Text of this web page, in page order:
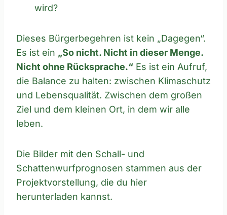
wird?
Dieses Bürgerbegehren ist kein „Dagegen“.
Es ist ein „So nicht. Nicht in dieser Menge.
Nicht ohne Rücksprache.“ Es ist ein Aufruf,
die Balance zu halten: zwischen Klimaschutz
und Lebensqualität. Zwischen dem großen
Ziel und dem kleinen Ort, in dem wir alle
leben.
Die Bilder mit den Schall- und
Schattenwurfprognosen stammen aus der
Projektvorstellung, die du hier
herunterladen kannst.